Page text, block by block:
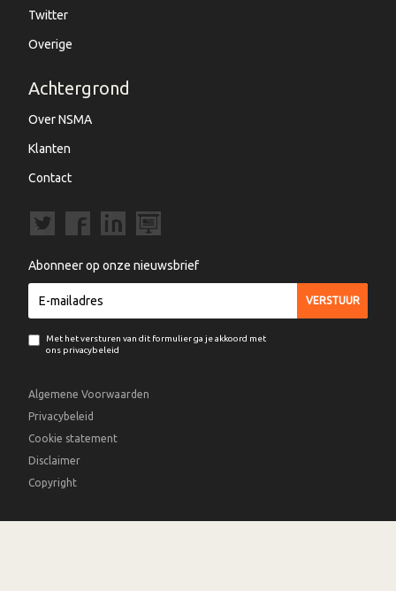
Twitter
Overige
Achtergrond
Over NSMA
Klanten
Contact
Abonneer op onze nieuwsbrief
Met het versturen van dit formulier ga je akkoord met
ons privacybeleid
Algemene Voorwaarden
Privacybeleid
Cookie statement
Disclaimer
Copyright